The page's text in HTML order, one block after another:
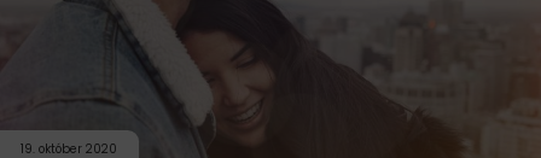
19. október 2020